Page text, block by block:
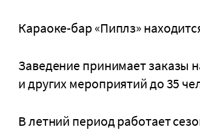
Караоке-бар «Пиплз»
Заведение принимает заказы
и других мероприятий до 35
В летний период работает